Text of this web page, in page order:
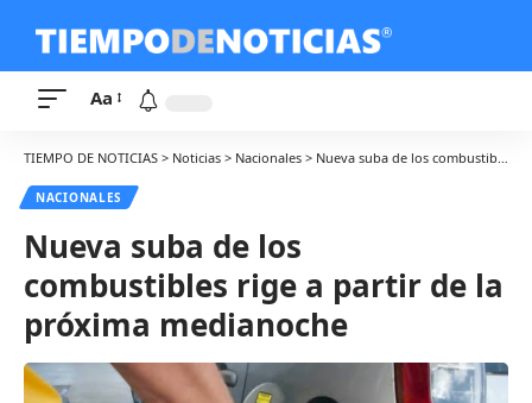
Aa
TIEMPO DE NOTICIAS > Noticias > Nacionales > Nueva suba de los combustibles rige a partir de la próxima medianoche
NACIONALES
Nueva suba de los
combustibles rige a partir de la
próxima medianoche